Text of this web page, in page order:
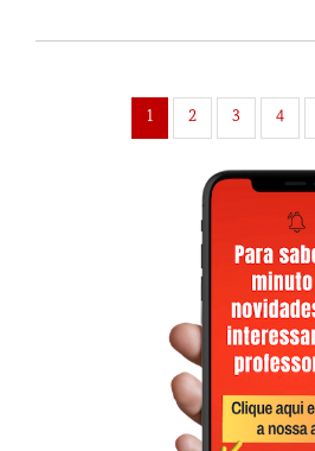
1 2 3 4